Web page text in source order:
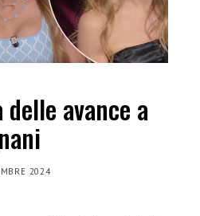
avance a
2024